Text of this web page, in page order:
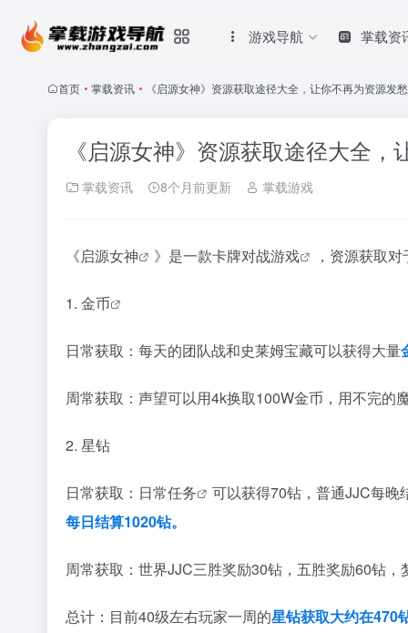
游戏导航 掌载资
首页 • 掌载资讯 • 《启源女神》资源获取途径大全，让你不再为资源发
《启源女神》资源获取途径大全
掌载资讯 8个月前更新 掌载游戏
《启源女神 》是一款卡牌对战游戏 ，资源获取
1. 金币
日常获取：每天的团队战和史莱姆宝藏可以获得大量
周常获取：声望可以用4k换取100W金币，用不完的
2. 星钻
日常获取： 日常任务 可以获得70钻，普通JJC每晚
每日结算1020钻。
周常获取：世界JJC三胜奖励30钻，五胜奖励60钻
总计：目前40级左右玩家一周的星钻获取大约在470